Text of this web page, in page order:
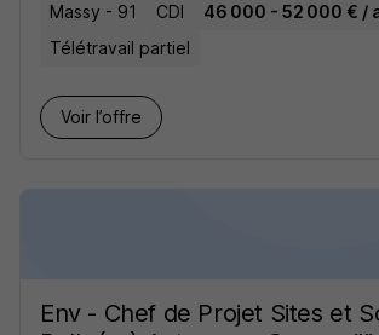
Massy - 91 CDI
46 000 - 52 000 € /
Télétravail partiel
Voir l’offre
Env - Chef de Projet Sites et